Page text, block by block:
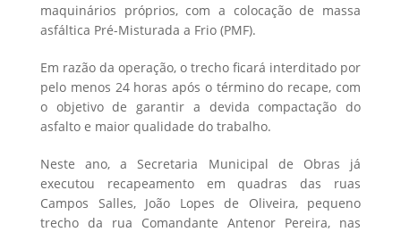
maquinários próprios, com a colocação de massa
asfáltica Pré-Misturada a Frio (PMF).
Em razão da operação, o trecho ficará interditado por
pelo menos 24 horas após o término do recape, com
o objetivo de garantir a devida compactação do
asfalto e maior qualidade do trabalho.
Neste ano, a Secretaria Municipal de Obras já
executou recapeamento em quadras das ruas
Campos Salles, João Lopes de Oliveira, pequeno
trecho da rua Comandante Antenor Pereira, nas